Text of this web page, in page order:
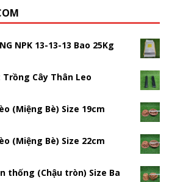
NPK 13-13-13 Bao 25Kg
Cây Thân Leo
(Miệng Bè) Size 19cm
(Miệng Bè) Size 22cm
thống (Chậu tròn) Size Ba